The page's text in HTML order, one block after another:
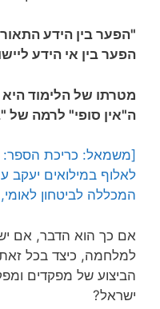
"הפער בין הידע
הפער בין אי הידע
מטרתו של הלימוד
ה"אין סופי" לרמה של
[משמאל: כריכת הספר:
לאלוף במילואים יעקב
המכללה לביטחון לאומי,
אם כך הוא הדבר, אם יש
למלחמה, כיצד בכל
הביצוע של מפקדים
ישראל?